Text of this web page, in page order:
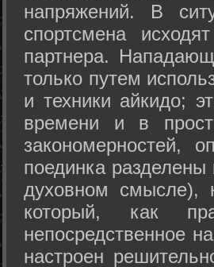
напряжений. В
спортсмена
партнера.
только путем
и техники айкидо;
времени и в
закономерностей,
поединка
духовном смысле),
который, как
непосредственное
настроен